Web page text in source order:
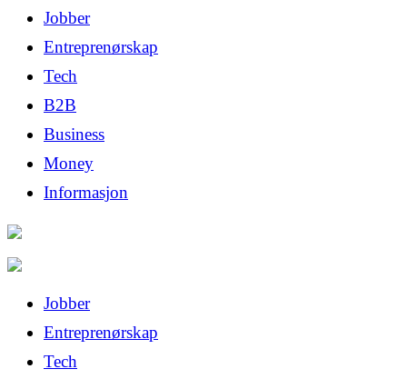
Jobber
Entreprenørskap
Tech
B2B
Business
Money
Informasjon
Jobber
Entreprenørskap
Tech